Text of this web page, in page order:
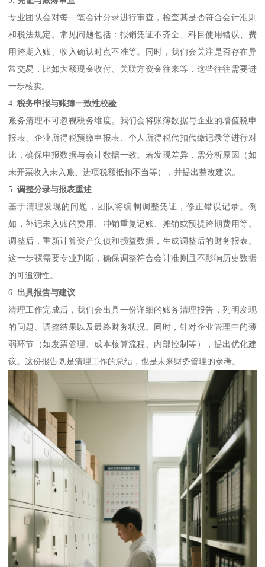
专业团队会对每一笔会计分录进行审查，检查其是否符合会计准则
和税法规定。常见问题包括：报销凭证不齐全、科目使用错误、费
用跨期入账、收入确认时点不准等。同时，我们会关注是否存在异
常交易，比如大额现金收付、关联方资金往来等，这些往往需要进
一步核实。
4.税务申报与账簿一致性校验
账务清理不可忽视税务维度。我们会将账簿数据与企业的增值税申
报表、企业所得税预缴申报表、个人所得税代扣代缴记录等进行对
比，确保申报数据与会计数据一致。若发现差异，需分析原因（如
未开票收入未入账、进项税额抵扣不当等），并提出整改建议。
5.调整分录与报表重述
基于清理发现的问题，团队将编制调整凭证，修正错误记录。例
如，补记未入账的费用、冲销重复记账、摊销或预提跨期费用等。
调整后，重新计算资产负债和损益数据，生成调整后的财务报表。
这一步骤需要专业判断，确保调整符合会计准则且不影响历史数据
的可追溯性。
6. 出具报告与建议
清理工作完成后，我们会出具一份详细的账务清理报告，列明发现
的问题、调整结果以及最终财务状况。同时，针对企业管理中的薄
弱环节（如发票管理、成本核算流程、内部控制等），提出优化建
议。这份报告既是清理工作的总结，也是未来财务管理的参考。